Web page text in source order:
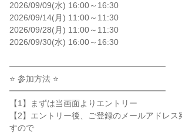
2026/09/09(水) 16:00～16:30
2026/09/14(月) 11:00～11:30
2026/09/28(月) 11:00～11:30
2026/09/30(水) 16:00～16:30
━━━━━━━━━━━━━━━━━━━
⭐ 参加方法 ⭐
━━━━━━━━━━━━━━━━━━━
【1】まずは当画面よりエントリー
【2】エントリー後、ご登録のメールアドレス
すので